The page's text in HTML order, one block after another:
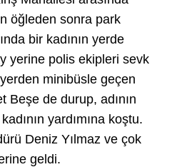
öğleden sonra park
bir kadının yerde
yerine polis ekipleri sevk
minibüsle geçen
Beşe de durup, adının
yardımına koştu.
Deniz Yılmaz ve çok
geldi.